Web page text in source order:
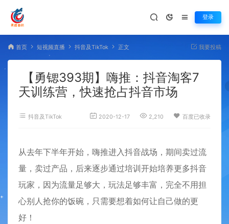
登录
首页 短视频直播 抖音及TikTok 正文 我要投稿
【勇锶393期】嗨推：抖音淘客7
天训练营，快速抢占抖音市场
抖音及TikTok 2020-12-17 2,210 百度已收录
从去年下半年开始，嗨推进入抖音战场，期间卖过流
量，卖过产品，后来逐步通过培训开始培养更多抖音
玩家，因为流量足够大，玩法足够丰富，完全不用担
心别人抢你的饭碗，只需要想着如何让自己做的更
好！